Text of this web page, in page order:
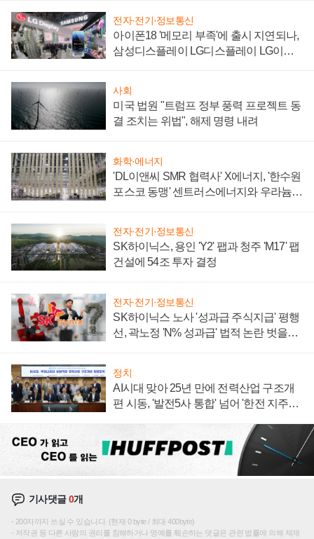
전자·전기·정보통신
아이폰18 '메모리 부족'에 출시 지연되나,
삼성디스플레이 LG디스플레이 LG이노
사회
미국 법원 "트럼프 정부 풍력 프로젝트 동
결 조치는 위법", 해제 명령 내려
화학·에너지
'DL이앤씨 SMR 협력사' X에너지, '한수원
포스코 동맹' 센트러스에너지와 우라늄
전자·전기·정보통신
SK하이닉스, 용인 'Y2' 팹과 청주 'M17' 팹
건설에 54조 투자 결정
전자·전기·정보통신
SK하이닉스 노사 '성과급 주식지급' 평행
선, 곽노정 'N% 성과급' 법적 논란 벗을지
정치
AI시대 맞아 25년 만에 전력산업 구조개
편 시동, '발전5사 통합' 넘어 '한전 지주사'
기사댓글0개
200자까지 쓰실 수 있습니다. (현재 0 byte / 최대 400byte)
저작권 등 다른 사람의 권리를 침해하거나 명예를 훼손하는 댓글은 관련 법률에 의해 제재